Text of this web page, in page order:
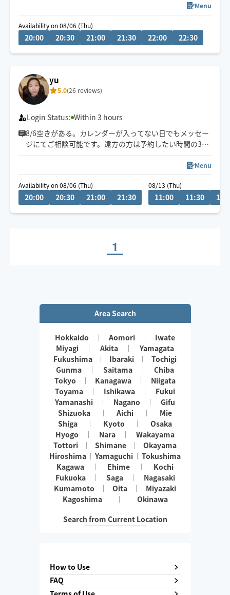
プロスポーツ選手対応の一流トレーナー直伝のボディケ
ア、 さらにタイ本国認定のタイ古式マッサージを取得⭐
対応エリア広範囲の為、ご希望お時間内に到着出来ない
場合がございます。その際は事前にご相談させて頂きま
す。
Menu
Availability on 08/06 (Thu)
20:00 20:30 21:00 21:30 22:00 22:30
yu
5.0(26 reviews)
Login Status: Within 3 hours
8/6空きがある。カレンダーが入ってない日でもメッセー
ジにてご相談可能です。遠方の方は予約したい時間の3時
間前に県内の方は2時間前にリクエストお願いします。月
によって活動エリアが異なりますので、あらかじめご確
認の上リクエストをお願いいたします。
施術中にスマートフォンを閲覧はご遠慮ください。
お客様の要望を聞きながら、最善に目指します。
Menu
Availability on 08/06 (Thu)
20:00 20:30 21:00 21:30
08/13 (Thu)
11:00 11:30
1
Area Search
Hokkaido Aomori
Iwate
Miyagi
Akita
Yamagata
Fukushima
Ibaraki
Tochigi
Gunma
Saitama
Chiba
Tokyo
Kanagawa
Niigata
Toyama
Ishikawa
Fukui
Yamanashi
Nagano
Gifu
Shizuoka
Aichi
Mie
Shiga
Kyoto
Osaka
Hyogo
Nara
Wakayama
Tottori
Shimane
Okayama
Hiroshima
Yamaguchi
Tokushima
Kagawa
Ehime
Kochi
Fukuoka
Saga
Nagasaki
Kumamoto
Oita
Miyazaki
Kagoshima
Okinawa
Search from Current Location
How to Use
FAQ